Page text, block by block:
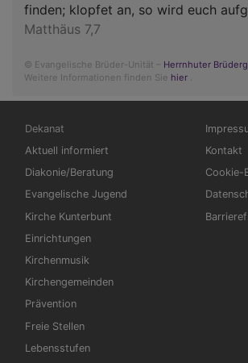
finden; klopfet an, so wird euch
Matthäus 7,7
© Evangelische Brüder-Unität – Herrnhuter
Weitere Informationen finden Sie hier
Hauptnavigation
Dekanat
Aktuell informiert
Diakonie/Beratung
Evangelische Jugend
Kirche Kunterbunt
Einrichtungen
Kirchenmusik
Kirchengemeinden
Prävention
Freie Stellen
Lebensstufen
Kontakt
Cookie-